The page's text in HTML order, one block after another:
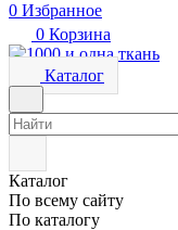
0 Избранное
0 Корзина
Каталог
Каталог
По всему сайту
По каталогу